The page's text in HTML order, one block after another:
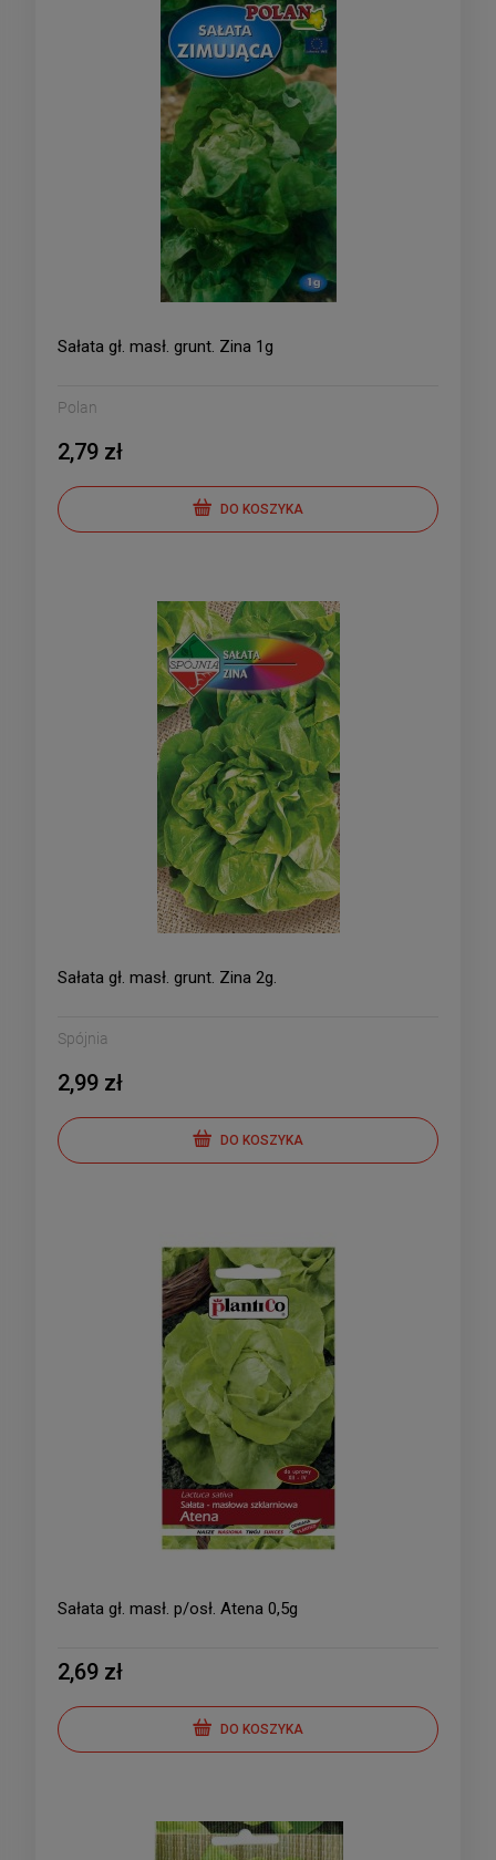
Sałata gł. masł. grunt. Zina 1g
Polan
2,79 zł
DO KOSZYKA
Sałata gł. masł. grunt. Zina 2g.
Spójnia
2,99 zł
DO KOSZYKA
Sałata gł. masł. p/osł. Atena 0,5g
2,69 zł
DO KOSZYKA